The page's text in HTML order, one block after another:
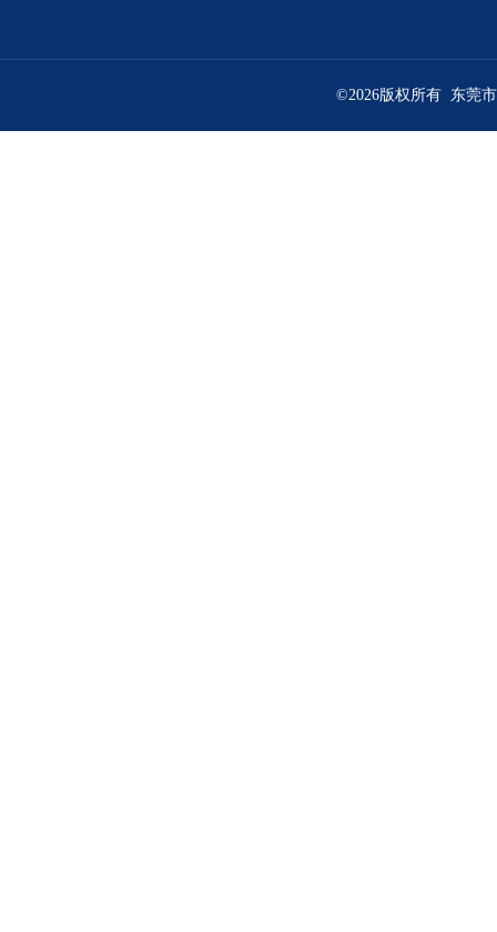
©2026版权所有 东莞